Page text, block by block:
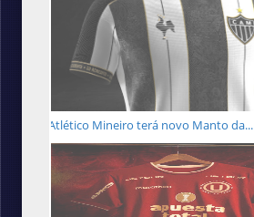
Atlético Mineiro terá novo Manto da...